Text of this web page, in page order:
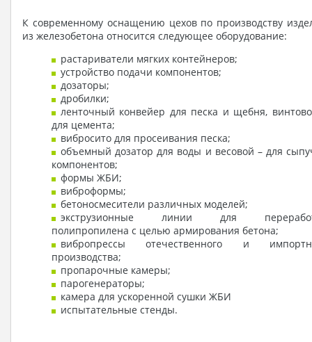
К современному оснащению цехов по производству
из железобетона относится следующее оборудование:
растариватели мягких контейнеров;
устройство подачи компонентов;
дозаторы;
дробилки;
ленточный конвейер для песка и щебня,
для цемента;
вибросито для просеивания песка;
объемный дозатор для воды и весовой – для
компонентов;
формы ЖБИ;
виброформы;
бетоносмесители различных моделей;
экструзионные линии для
полипропилена с целью армирования бетона;
вибропрессы отечественного и
производства;
пропарочные камеры;
парогенераторы;
камера для ускоренной сушки ЖБИ
испытательные стенды.